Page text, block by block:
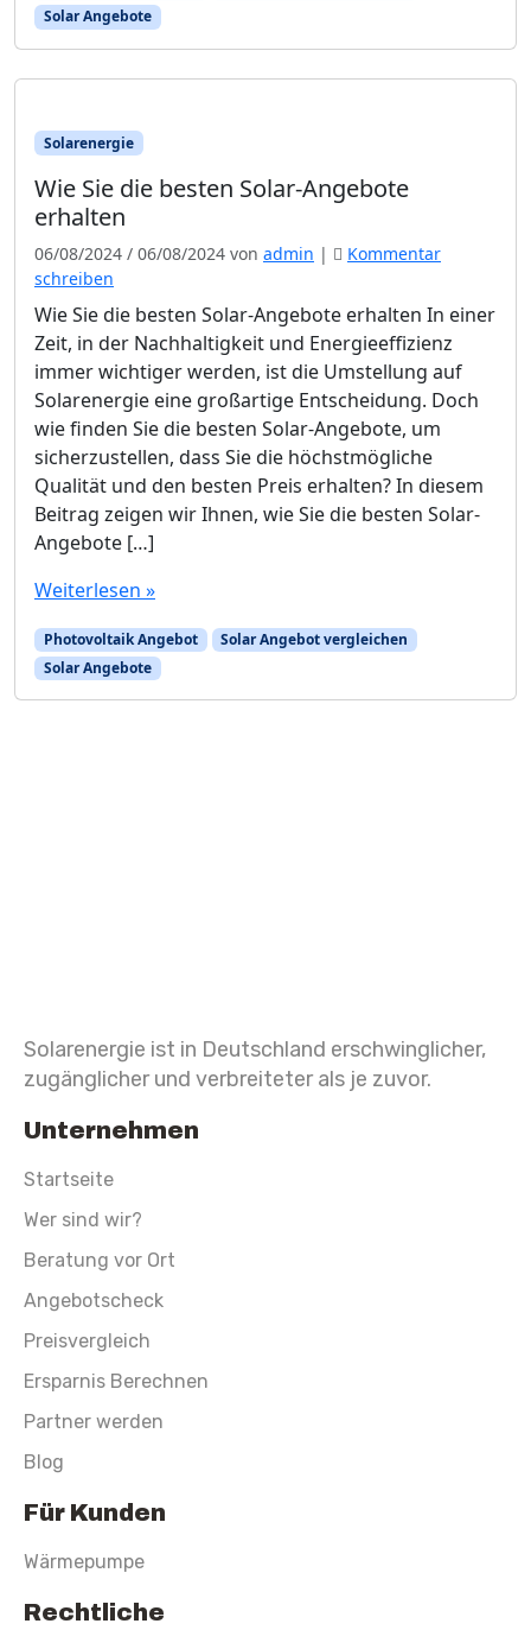
Solar Angebote
Solarenergie
Wie Sie die besten Solar-Angebote
erhalten
06/08/2024 / 06/08/2024 von admin |
Kommentar
schreiben
Wie Sie die besten Solar-Angebote erhalten In einer
Zeit, in der Nachhaltigkeit und Energieeffizienz
immer wichtiger werden, ist die Umstellung auf
Solarenergie eine großartige Entscheidung. Doch
wie finden Sie die besten Solar-Angebote, um
sicherzustellen, dass Sie die höchstmögliche
Qualität und den besten Preis erhalten? In diesem
Beitrag zeigen wir Ihnen, wie Sie die besten Solar-
Angebote […]
Weiterlesen »
Photovoltaik Angebot
Solar Angebot vergleichen
Solar Angebote
Solarenergie ist in Deutschland erschwinglicher,
zugänglicher und verbreiteter als je zuvor.
Unternehmen
Startseite
Wer sind wir?
Beratung vor Ort
Angebotscheck
Preisvergleich
Ersparnis Berechnen
Partner werden
Blog
Für Kunden
Wärmepumpe
Rechtliche